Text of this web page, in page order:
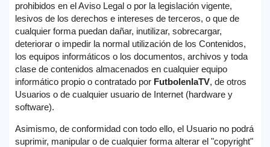
prohibidos en el Aviso Legal o por la legislación vigente,
lesivos de los derechos e intereses de terceros, o que de
cualquier forma puedan dañar, inutilizar, sobrecargar,
deteriorar o impedir la normal utilización de los Contenidos,
los equipos informáticos o los documentos, archivos y toda
clase de contenidos almacenados en cualquier equipo
informático propio o contratado por FutbolenlaTV, de otros
Usuarios o de cualquier usuario de Internet (hardware y
software).
Asimismo, de conformidad con todo ello, el Usuario no podrá
suprimir, manipular o de cualquier forma alterar el "copyright"